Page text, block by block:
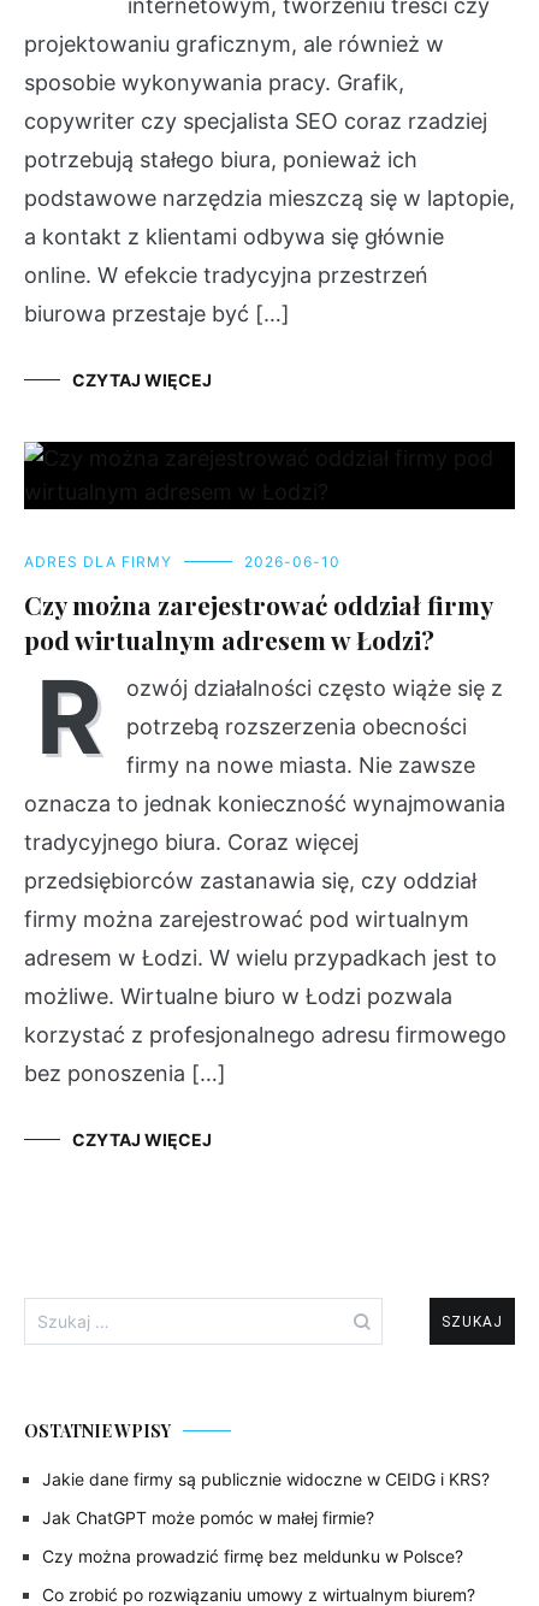
internetowym, tworzeniu treści czy
projektowaniu graficznym, ale również w
sposobie wykonywania pracy. Grafik,
copywriter czy specjalista SEO coraz rzadziej
potrzebują stałego biura, ponieważ ich
podstawowe narzędzia mieszczą się w laptopie,
a kontakt z klientami odbywa się głównie
online. W efekcie tradycyjna przestrzeń
biurowa przestaje być […]
CZYTAJ WIĘCEJ
ADRES DLA FIRMY 2026-06-10
Czy można zarejestrować oddział firmy
pod wirtualnym adresem w Łodzi?
R
ozwój działalności często wiąże się z
potrzebą rozszerzenia obecności
firmy na nowe miasta. Nie zawsze
oznacza to jednak konieczność wynajmowania
tradycyjnego biura. Coraz więcej
przedsiębiorców zastanawia się, czy oddział
firmy można zarejestrować pod wirtualnym
adresem w Łodzi. W wielu przypadkach jest to
możliwe. Wirtualne biuro w Łodzi pozwala
korzystać z profesjonalnego adresu firmowego
bez ponoszenia […]
CZYTAJ WIĘCEJ
Szukaj:
OSTATNIE WPISY
Jakie dane firmy są publicznie widoczne w CEIDG i KRS?
Jak ChatGPT może pomóc w małej firmie?
Czy można prowadzić firmę bez meldunku w Polsce?
Co zrobić po rozwiązaniu umowy z wirtualnym biurem?